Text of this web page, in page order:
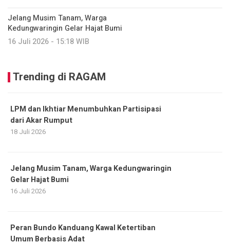
Jelang Musim Tanam, Warga
Kedungwaringin Gelar Hajat Bumi
16 Juli 2026 - 15:18 WIB
Trending di RAGAM
LPM dan Ikhtiar Menumbuhkan Partisipasi
dari Akar Rumput
18 Juli 2026
Jelang Musim Tanam, Warga Kedungwaringin
Gelar Hajat Bumi
16 Juli 2026
Peran Bundo Kanduang Kawal Ketertiban
Umum Berbasis Adat